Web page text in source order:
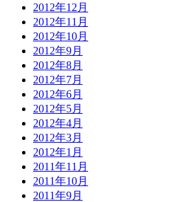
2012年12月
2012年11月
2012年10月
2012年9月
2012年8月
2012年7月
2012年6月
2012年5月
2012年4月
2012年3月
2012年1月
2011年11月
2011年10月
2011年9月